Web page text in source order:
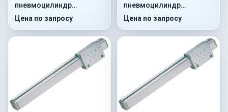
пневмоцилиндр
52M2C25A0100
Цена по запросу
пневмоцилиндр
52M2C25A0250
Цена по запросу